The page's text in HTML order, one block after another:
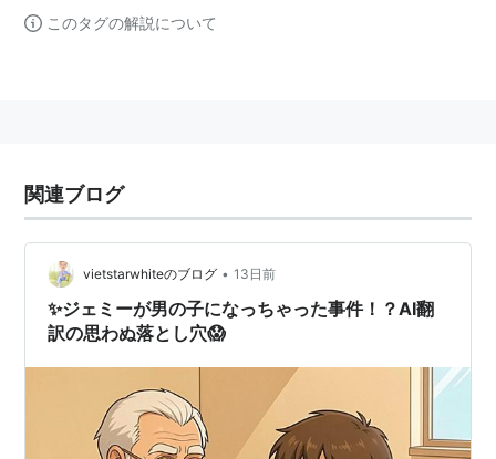
このタグの解説について
関連ブログ
vietstarwhiteのブログ • 13日前
✨ジェミーが男の子になっちゃった事件！？AI翻
訳の思わぬ落とし穴😱